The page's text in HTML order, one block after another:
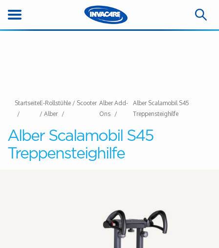
StartseiteE-Rollstühle / Scooter
/ Alber
Alber Add-
Ons
Alber Scalamobil S45
Treppensteighilfe
Alber Scalamobil S45
Treppensteighilfe